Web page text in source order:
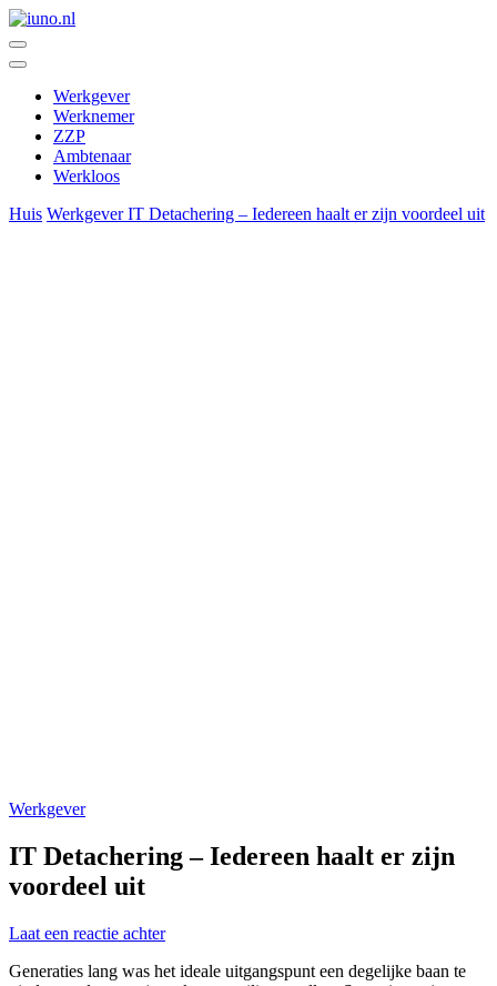
Ga
naar
de
iuno.nl
Werkgever
Werknemer
ZZP
Ambtenaar
Werkloos
Huis WerkgeverIT Detachering – Iedereen haalt er zijn voordeel uit
Werkgever
IT Detachering – Iedereen haalt er zijn
voordeel uit
Laat een reactie achterop
Detachering
Generaties lang was het ideale uitgangspunt een degelijke baan te